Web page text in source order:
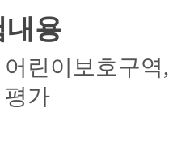
내용
린이보호구
평가